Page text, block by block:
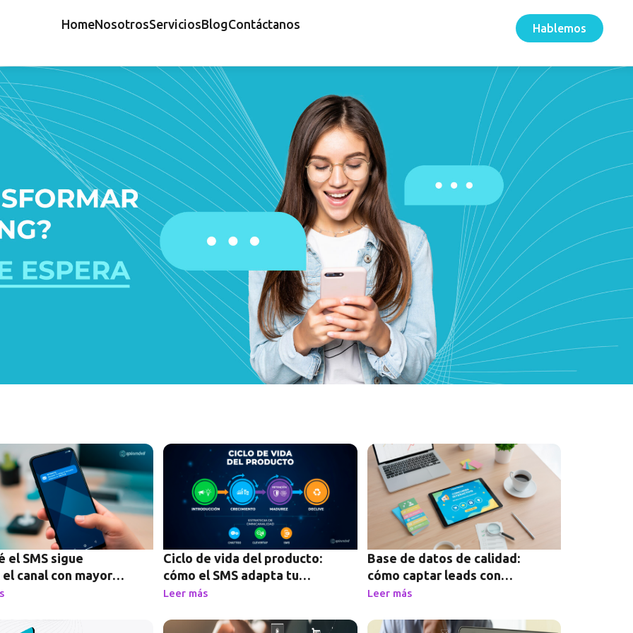
HomeNosotrosServiciosBlogContáctanos Hablemos
el SMS sigue
canal con mayor
Ciclo de vida del producto:
cómo el SMS adapta tu
estrategia
Leer más
Base de datos de calidad:
cómo captar leads con
valor real
Leer más
PagePage Page